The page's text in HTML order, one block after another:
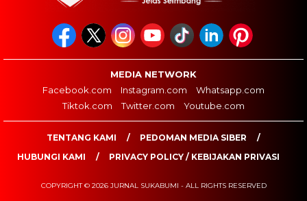
MEDIA NETWORK
Facebook.com
Instagram.com
Whatsapp.com
Tiktok.com
Twitter.com Youtube.com
TENTANG KAMI
PEDOMAN MEDIA SIBER
HUBUNGI KAMI
PRIVACY POLICY / KEBIJAKAN PRIVASI
COPYRIGHT © 2026 JURNAL SUKABUMI - ALL RIGHTS RESERVED